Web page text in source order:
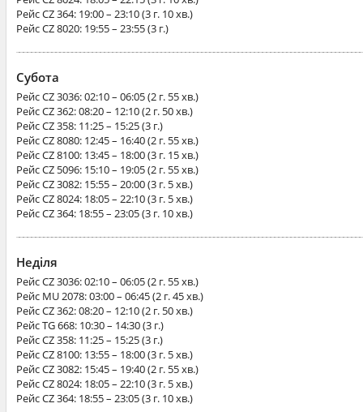
РейсCZ 364: 19:00 – 23:10 (3 г. 10 хв.)
РейсCZ 8020: 19:55 – 23:55 (3 г.)
Субота
РейсCZ 3036: 02:10 – 06:05 (2 г. 55 хв.)
РейсCZ 362: 08:20 – 12:10 (2 г. 50 хв.)
РейсCZ 358: 11:25 – 15:25 (3 г.)
РейсCZ 8080: 12:45 – 16:40 (2 г. 55 хв.)
РейсCZ 8100: 13:45 – 18:00 (3 г. 15 хв.)
РейсCZ 5096: 15:10 – 19:05 (2 г. 55 хв.)
РейсCZ 3082: 15:55 – 20:00 (3 г. 5 хв.)
РейсCZ 8024: 18:05 – 22:10 (3 г. 5 хв.)
РейсCZ 364: 18:55 – 23:05 (3 г. 10 хв.)
Неділя
РейсCZ 3036: 02:10 – 06:05 (2 г. 55 хв.)
Рейс MU 2078: 03:00 – 06:45 (2 г. 45 хв.)
РейсCZ 362: 08:20 – 12:10 (2 г. 50 хв.)
РейсTG 668: 10:30 – 14:30 (3 г.)
РейсCZ 358: 11:25 – 15:25 (3 г.)
РейсCZ 8100: 13:55 – 18:00 (3 г. 5 хв.)
РейсCZ 3082: 15:45 – 19:40 (2 г. 55 хв.)
РейсCZ 8024: 18:05 – 22:10 (3 г. 5 хв.)
РейсCZ 364: 18:55 – 23:05 (3 г. 10 хв.)